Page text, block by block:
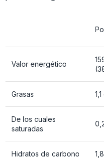
Valor energético
Grasas
De los cuales
saturadas
Hidratos de carbono